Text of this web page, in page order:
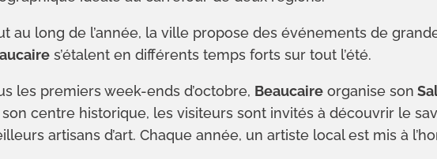
au long de l’année, la ville propose des événements de
s’étalent en différents temps forts sur tout l’été.
les premiers week-ends d’octobre, Beaucaireorganise son
centre historique, les visiteurs sont invités à découvrir le
artisans d’art. Chaque année, un artiste local est mis à